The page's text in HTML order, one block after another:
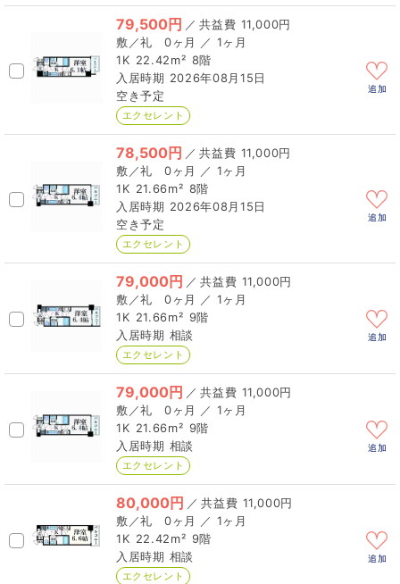
79,500円 ／
11,000円
0ヶ月 ／ 1ヶ月
1K 22.42m² 8階
2026年08月15日
空き予定
エクセレント
追加
78,500円 ／
11,000円
0ヶ月 ／ 1ヶ月
1K 21.66m² 8階
2026年08月15日
空き予定
エクセレント
追加
79,000円 ／
11,000円
0ヶ月 ／ 1ヶ月
1K 21.66m² 9階
相談
エクセレント
追加
79,000円 ／
11,000円
0ヶ月 ／ 1ヶ月
1K 21.66m² 9階
相談
エクセレント
追加
80,000円 ／
11,000円
0ヶ月 ／ 1ヶ月
1K 22.42m² 9階
相談
エクセレント
追加